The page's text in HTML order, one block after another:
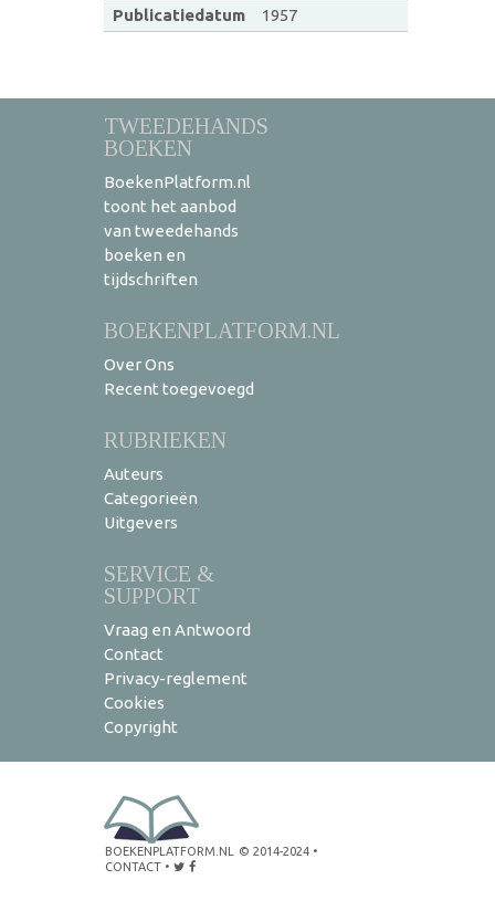
Publicatiedatum
1957
TWEEDEHANDS
BOEKEN
BoekenPlatform.nl
toont het aanbod
van tweedehands
boeken en
tijdschriften
BOEKENPLATFORM.NL
Over Ons
Recent toegevoegd
RUBRIEKEN
Auteurs
Categorieën
Uitgevers
SERVICE &
SUPPORT
Vraag en Antwoord
Contact
Privacy-reglement
Cookies
Copyright
BOEKENPLATFORM.NL © 2014-2024 •
CONTACT •